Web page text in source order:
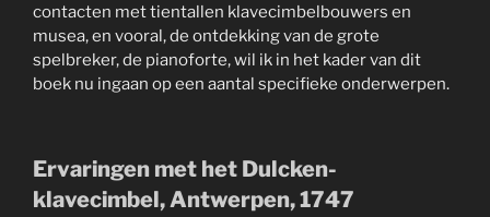
contacten met tientallen klavecimbelbouwers en
musea, en vooral, de ontdekking van de grote
spelbreker, de pianoforte, wil ik in het kader van dit
boek nu ingaan op een aantal specifieke onderwerpen.
Ervaringen met het Dulcken-
klavecimbel, Antwerpen, 1747